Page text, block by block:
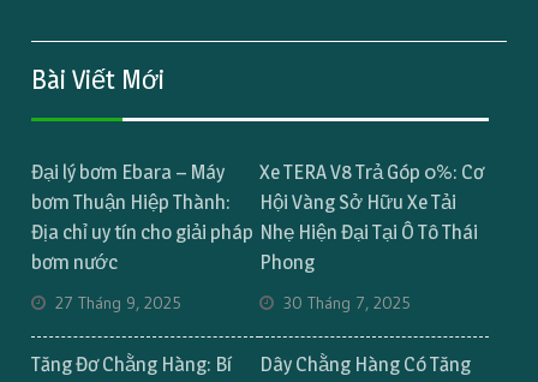
Bài Viết Mới
Đại lý bơm Ebara – Máy
bơm Thuận Hiệp Thành:
Địa chỉ uy tín cho giải pháp
bơm nước
27 Tháng 9, 2025
Xe TERA V8 Trả Góp 0%: Cơ
Hội Vàng Sở Hữu Xe Tải
Nhẹ Hiện Đại Tại Ô Tô Thái
Phong
30 Tháng 7, 2025
Tăng Đơ Chằng Hàng: Bí
Dây Chằng Hàng Có Tăng